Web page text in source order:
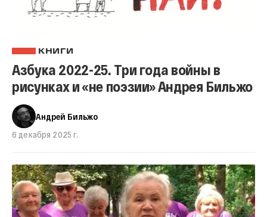
КНИГИ
Азбука 2022-25. Три года войны в
рисунках и «не поэзии» Андрея Бильжо
Андрей Бильжо
6 декабря 2025 г.